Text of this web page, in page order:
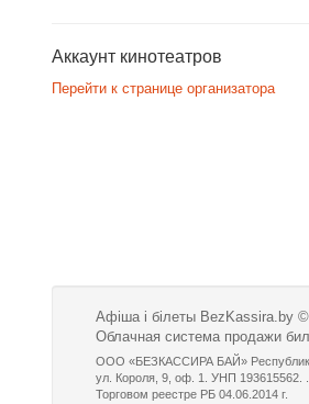
Аккаунт кинотеатров
Перейти к странице организатора
Афіша і білеты BezKassira.by ©
Облачная система продажи
ООО «БЕЗКАССИРА БАЙ»
ул. Короля, 9, оф. 1. УНП 193615562. .
Торговом реестре РБ 04.06.2014 г.